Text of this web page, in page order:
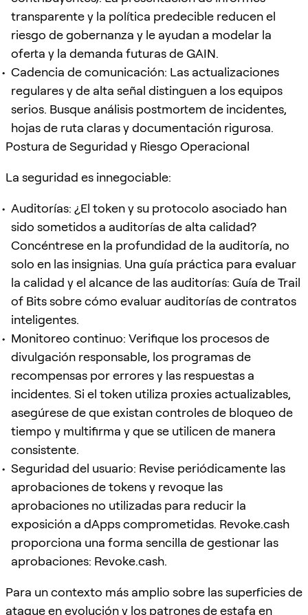
transparente y la política predecible reducen el
riesgo de gobernanza y le ayudan a modelar la
oferta y la demanda futuras de GAIN.
Cadencia de comunicación: Las actualizaciones
regulares y de alta señal distinguen a los equipos
serios. Busque análisis postmortem de incidentes,
hojas de ruta claras y documentación rigurosa.
Postura de Seguridad y Riesgo Operacional
La seguridad es innegociable:
Auditorías: ¿El token y su protocolo asociado han
sido sometidos a auditorías de alta calidad?
Concéntrese en la profundidad de la auditoría, no
solo en las insignias. Una guía práctica para evaluar
la calidad y el alcance de las auditorías: Guía de Trail
of Bits sobre cómo evaluar auditorías de contratos
inteligentes.
Monitoreo continuo: Verifique los procesos de
divulgación responsable, los programas de
recompensas por errores y las respuestas a
incidentes. Si el token utiliza proxies actualizables,
asegúrese de que existan controles de bloqueo de
tiempo y multifirma y que se utilicen de manera
consistente.
Seguridad del usuario: Revise periódicamente las
aprobaciones de tokens y revoque las
aprobaciones no utilizadas para reducir la
exposición a dApps comprometidas. Revoke.cash
proporciona una forma sencilla de gestionar las
aprobaciones: Revoke.cash.
Para un contexto más amplio sobre las superficies de
ataque en evolución y los patrones de estafa en